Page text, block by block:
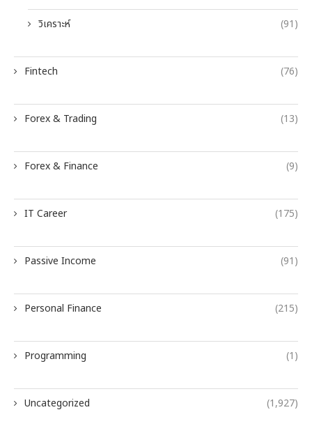
วิเคราะห์ (91)
Fintech (76)
Forex & Trading (13)
Forex & Finance (9)
IT Career (175)
Passive Income (91)
Personal Finance (215)
Programming (1)
Uncategorized (1,927)